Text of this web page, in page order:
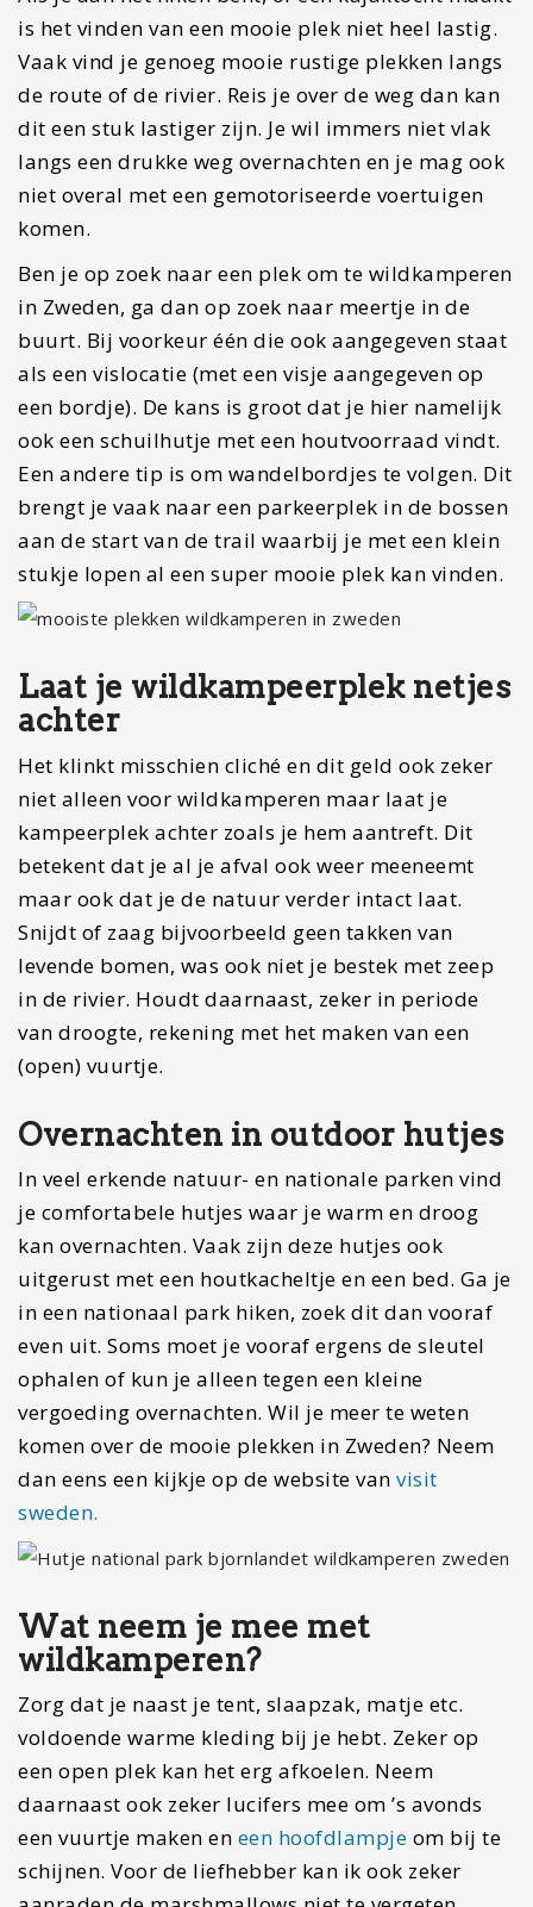
is het vinden van een mooie plek niet heel lastig.
Vaak vind je genoeg mooie rustige plekken langs
de route of de rivier. Reis je over de weg dan kan
dit een stuk lastiger zijn. Je wil immers niet vlak
langs een drukke weg overnachten en je mag ook
niet overal met een gemotoriseerde voertuigen
komen.
Ben je op zoek naar een plek om te wildkamperen
in Zweden, ga dan op zoek naar meertje in de
buurt. Bij voorkeur één die ook aangegeven staat
als een vislocatie (met een visje aangegeven op
een bordje). De kans is groot dat je hier namelijk
ook een schuilhutje met een houtvoorraad vindt.
Een andere tip is om wandelbordjes te volgen. Dit
brengt je vaak naar een parkeerplek in de bossen
aan de start van de trail waarbij je met een klein
stukje lopen al een super mooie plek kan vinden.
Laat je wildkampeerplek netjes
achter
Het klinkt misschien cliché en dit geld ook zeker
niet alleen voor wildkamperen maar laat je
kampeerplek achter zoals je hem aantreft. Dit
betekent dat je al je afval ook weer meeneemt
maar ook dat je de natuur verder intact laat.
Snijdt of zaag bijvoorbeeld geen takken van
levende bomen, was ook niet je bestek met zeep
in de rivier. Houdt daarnaast, zeker in periode
van droogte, rekening met het maken van een
(open) vuurtje.
Overnachten in outdoor hutjes
In veel erkende natuur- en nationale parken vind
je comfortabele hutjes waar je warm en droog
kan overnachten. Vaak zijn deze hutjes ook
uitgerust met een houtkacheltje en een bed. Ga je
in een nationaal park hiken, zoek dit dan vooraf
even uit. Soms moet je vooraf ergens de sleutel
ophalen of kun je alleen tegen een kleine
vergoeding overnachten. Wil je meer te weten
komen over de mooie plekken in Zweden? Neem
dan eens een kijkje op de website van visit
sweden.
Wat neem je mee met
wildkamperen?
Zorg dat je naast je tent, slaapzak, matje etc.
voldoende warme kleding bij je hebt. Zeker op
een open plek kan het erg afkoelen. Neem
daarnaast ook zeker lucifers mee om ’s avonds
een vuurtje maken en een hoofdlampje om bij te
schijnen. Voor de liefhebber kan ik ook zeker